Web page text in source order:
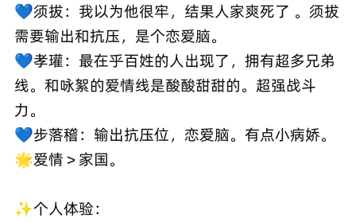
💙须拔：我以为他很牢，结果人家爽死了 。须拔
需要输出和抗压，是个恋爱脑。
💙孝瓘：最在乎百姓的人出现了，拥有超多兄弟
线。和咏絮的爱情线是酸酸甜甜的。超强战斗
力。
💙步落稽：输出抗压位，恋爱脑。有点小病娇。
🌟爱情＞家国。
✨个人体验：